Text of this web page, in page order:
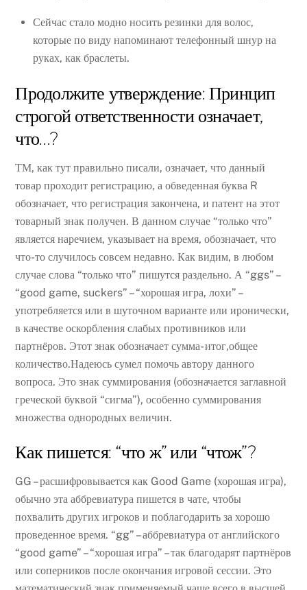
Сейчас стало модно носить резинки для волос,
которые по виду напоминают телефонный шнур на
руках, как браслеты.
Продолжите утверждение: Принцип
строгой ответственности означает,
что…?
ТМ, как тут правильно писали, означает, что данный
товар проходит регистрацию, а обведенная буква R
обозначает, что регистрация закончена, и патент на этот
товарный знак получен. В данном случае “только что”
является наречием, указывает на время, обозначает, что
что-то случилось совсем недавно. Как видим, в любом
случае слова “только что” пишутся раздельно. А “ggs” –
“good game, suckers” – “хорошая игра, лохи” –
употребляется или в шуточном варианте или иронически,
в качестве оскорбления слабых противников или
партнёров. Этот знак обозначает сумма- итог,общее
количество.Надеюсь сумел помочь автору данного
вопроса. Это знак суммирования (обозначается заглавной
греческой буквой “сигма”), особенно суммирования
множества однородных величин.
Как пишется: “что ж” или “чтож”?
GG – расшифровывается как Good Game (хорошая игра),
обычно эта аббревиатура пишется в чате, чтобы
похвалить других игроков и поблагодарить за хорошо
проведенное время. “gg” – аббревиатура от английского
“good game” – “хорошая игра” – так благодарят партнёров
или соперников после окончания игровой сессии. Это